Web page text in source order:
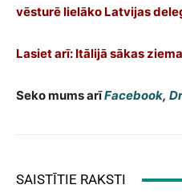
vēsturē lielāko Latvijas
Lasiet arī: Itālijā sākas
Seko mums arīFacebook,
SAISTĪTIE RAKSTI